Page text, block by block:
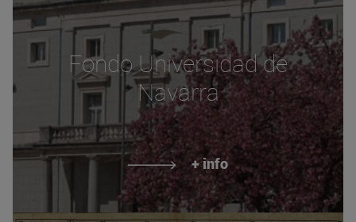
Fondo Universidad de
Navarra
+ info